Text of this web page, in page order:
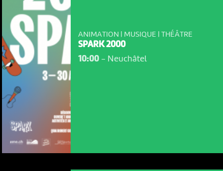
ANIMATION | MUSIQUE | THÉÂTRE
SPARK 2000
10:00- Neuchâtel